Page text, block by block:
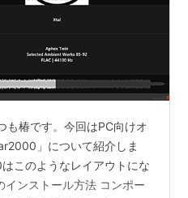
も椿です。今回はPC向けオ
」について紹介しま
このようなレイアウトにな
ンストール方法 コンポー